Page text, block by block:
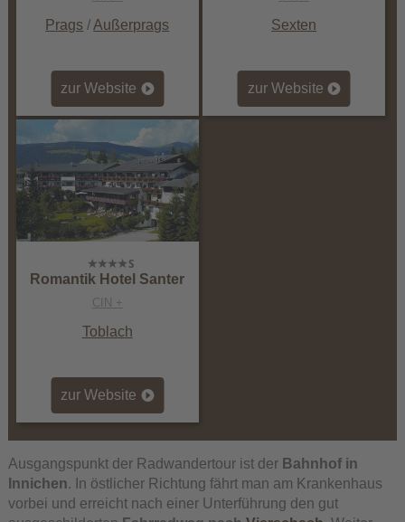
Prags /Außerprags
zur Website
Sexten
zur Website
Romantik Hotel Santer
CIN +
Toblach
zur Website
Ausgangspunkt der Radwandertour ist der Bahnhof in
Innichen. In östlicher Richtung fährt man am Krankenhaus
vorbei und erreicht nach einer Unterführung den gut